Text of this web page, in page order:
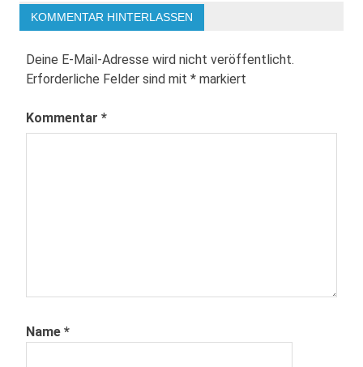
KOMMENTAR HINTERLASSEN
Deine E-Mail-Adresse wird nicht veröffentlicht.
Erforderliche Felder sind mit * markiert
Kommentar *
Name *